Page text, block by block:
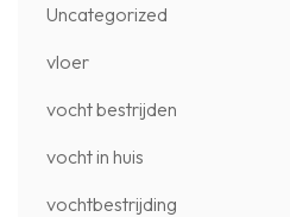
Uncategorized
vloer
vocht bestrijden
vocht in huis
vochtbestrijding